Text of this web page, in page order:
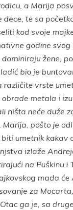
a Marija
te sa
kod svoje
godine
dominiraju žene,
bio je
različite vrste
metala i
ništa neće duže
Marija, pošto je
umetnik kakav
izlaže
na Puškinu i
mada će
za
ga je, sa